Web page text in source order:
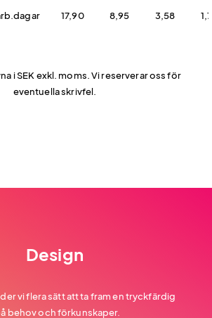
17,90 8,95 3,58
i SEK exkl. moms. Vi reserverar oss för
eventuella skrivfel.
Design
vi flera sätt att ta fram en tryckfärdig
behov och förkunskaper.